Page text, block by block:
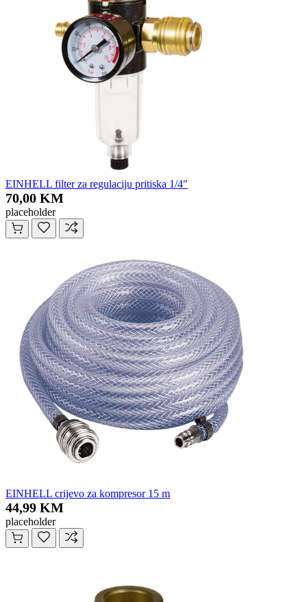
EINHELL filter za regulaciju pritiska 1/4"
70,00 KM
placeholder
EINHELL crijevo za kompresor 15 m
44,99 KM
placeholder